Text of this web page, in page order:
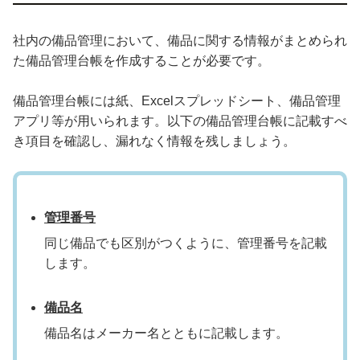
社内の備品管理において、備品に関する情報がまとめられ
た備品管理台帳を作成することが必要です。
備品管理台帳には紙、Excelスプレッドシート、備品管理
アプリ等が用いられます。以下の備品管理台帳に記載すべ
き項目を確認し、漏れなく情報を残しましょう。
管理番号
同じ備品でも区別がつくように、管理番号を記載
します。
備品名
備品名はメーカー名とともに記載します。